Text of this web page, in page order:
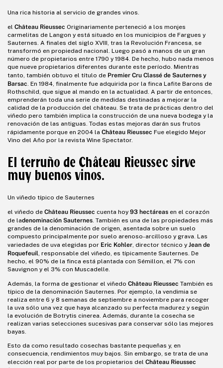
Una rica historia al servicio de grandes vinos.
el Château Rieussec Originariamente perteneció a los monjes
carmelitas de Langon y está situado en los municipios de Fargues y
Sauternes. A finales del siglo XVIII, tras la Revolución Francesa, se
transformó en propiedad nacional. Luego pasó a manos de un gran
número de propietarios entre 1790 y 1984. De hecho, hubo nada menos
que nueve propietarios diferentes durante este período. Mientras
tanto, también obtuvo el título de Premier Cru Classé de Sauternes y
Barsac. En 1984, finalmente fue adquirida por la finca Lafite Barons de
Rothschild, que sigue al mando en la actualidad. A partir de entonces,
emprenderán toda una serie de medidas destinadas a mejorar la
calidad de la producción del château. Se trata de prácticas dentro del
viñedo pero también implica la construcción de una nueva bodega y la
renovación de las antiguas. Todas estas mejoras darán sus frutos
rápidamente porque en 2004 la Château Rieussec Fue elegido Mejor
Vino del Año por la revista Wine Spectator.
El terruño de Château Rieussec sirve
muy buenos vinos.
Un viñedo típico de Sauternes
el viñedo de Château Rieussec cuenta hoy 93 hectáreas en el corazón
de ladenominación Sauternes . También es una de las propiedades más
grandes de la denominación de origen, asentada sobre un suelo
compuesto principalmente por suelo arenoso-arcilloso y grava. Las
variedades de uva elegidas por Eric Kohler , director técnico y Jean de
Roquefeuil , responsable del viñedo, es típicamente Sauternes. De
hecho, el 90% de la finca está plantada con Sémillon, el 7% con
Sauvignon y el 3% con Muscadelle.
Además, la forma de gestionar el viñedo Château Rieussec También es
típico de la denominación Sauternes. Por ejemplo, la vendimia se
realiza entre 6 y 8 semanas de septiembre a noviembre para recoger
la uva sólo una vez que haya alcanzado su perfecta madurez y según
la evolución de Botrytis cinerea. Además, durante la cosecha se
realizan varias selecciones sucesivas para conservar sólo las mejores
bayas.
Esto da como resultado cosechas bastante pequeñas y, en
consecuencia, rendimientos muy bajos. Sin embargo, se trata de una
elección real por parte de los propietarios del Château Rieussec